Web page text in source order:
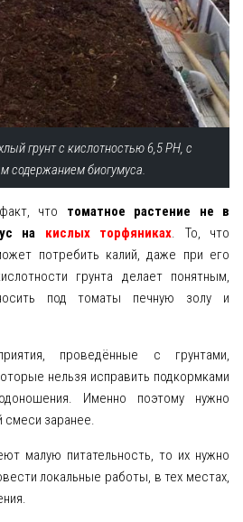
грунт с кислотностью 6,5 PH, с
содержанием биогумуса.
что томатное растение не в
на кислых торфяниках. То, что
потребить калий, даже при его
грунта делает понятным,
под томаты печную золу и
проведённые с грунтами,
нельзя исправить подкормками
Именно поэтому нужно
смеси заранее.
малую питательность, то их нужно
локальные работы, в тех местах,